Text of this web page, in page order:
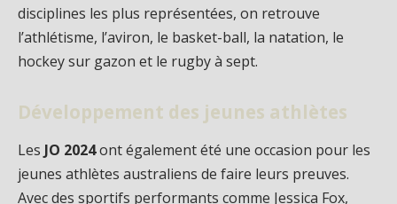
disciplines les plus représentées, on retrouve
l’athlétisme, l’aviron, le basket-ball, la natation, le
hockey sur gazon et le rugby à sept.
Développement des jeunes athlètes
Les JO 2024ont également été une occasion pour les
jeunes athlètes australiens de faire leurs preuves.
Avec des sportifs performants comme Jessica Fox,